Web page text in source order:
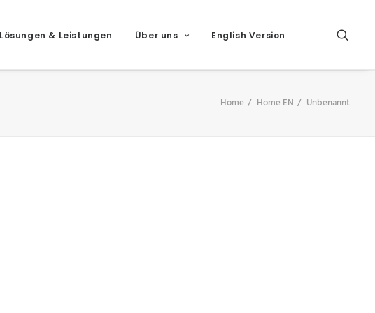
Lösungen & Leistungen Über uns English Version
Home Home EN Unbenannt